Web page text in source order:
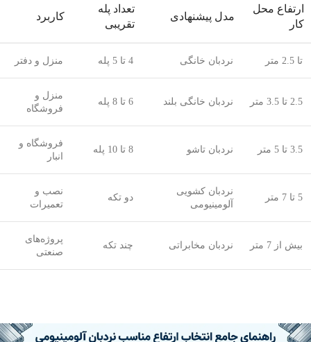
ارتفاع محل
کار
مدل پیشنهادی
تعداد پله
تقریبی
کاربرد
تا 2.5 متر نردبان خانگی 4 تا 5 پله منزل و دفتر
2.5 تا 3.5 متر نردبان خانگی بلند 6 تا 8 پله
منزل و
فروشگاه
3.5 تا 5 متر نردبان تاشو 8 تا 10 پله
فروشگاه و
انبار
5 تا 7 متر
نردبان کشویی
آلومینیومی
دو تکه
نصب و
تعمیرات
بیش از 7 متر نردبان مخابراتی چند تکه
پروژه‌های
صنعتی